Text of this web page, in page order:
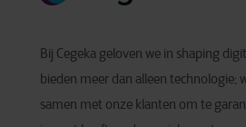
Bij Cegeka geloven we in shaping
bieden meer dan alleen technologie;
samen met onze klanten om te